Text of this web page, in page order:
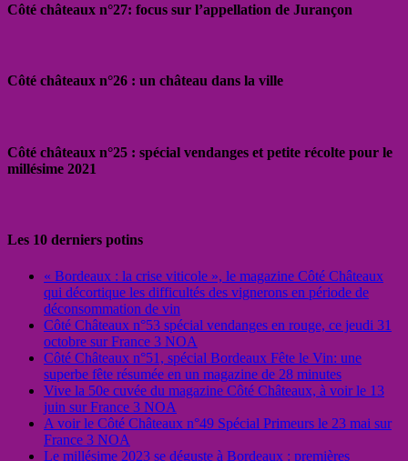
Côté châteaux n°27: focus sur l’appellation de Jurançon
Côté châteaux n°26 : un château dans la ville
Côté châteaux n°25 : spécial vendanges et petite récolte pour le
millésime 2021
Les 10 derniers potins
« Bordeaux : la crise viticole », le magazine Côté Châteaux
qui décortique les difficultés des vignerons en période de
déconsommation de vin
Côté Châteaux n°53 spécial vendanges en rouge, ce jeudi 31
octobre sur France 3 NOA
Côté Châteaux n°51, spécial Bordeaux Fête le Vin: une
superbe fête résumée en un magazine de 28 minutes
Vive la 50e cuvée du magazine Côté Châteaux, à voir le 13
juin sur France 3 NOA
A voir le Côté Châteaux n°49 Spécial Primeurs le 23 mai sur
France 3 NOA
Le millésime 2023 se déguste à Bordeaux : premières